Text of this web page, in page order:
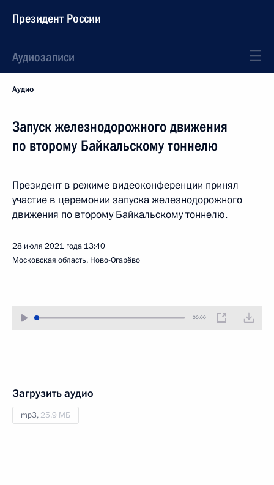
Президент России
Аудиозаписи
Аудио
Запуск железнодорожного движения
по второму Байкальскому тоннелю
Президент в режиме видеоконференции принял
участие в церемонии запуска железнодорожного
движения по второму Байкальскому тоннелю.
28 июля 2021 года 13:40
Московская область, Ново-Огарёво
00:00
Загрузить аудио
mp3, 25.9 МБ